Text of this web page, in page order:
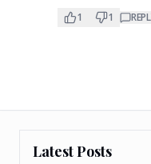
1 1
Latest Posts